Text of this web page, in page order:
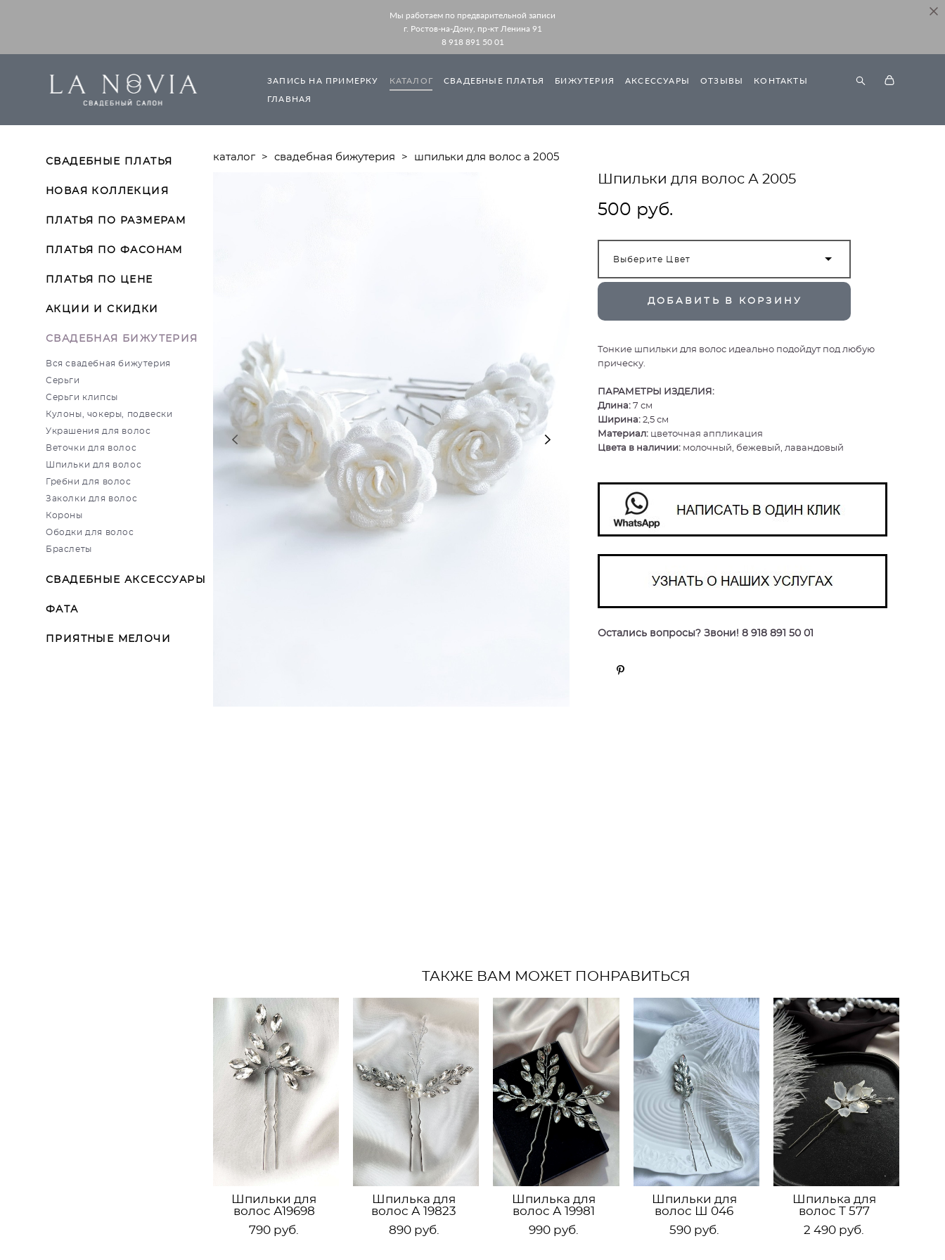
Мы работаем по предварительной записи
г. Ростов-на-Дону, пр-кт Ленина 91
8 918 891 50 01
ЗАПИСЬ НА ПРИМЕРКУ КАТАЛОГ СВАДЕБНЫЕ ПЛАТЬЯ БИЖУТЕРИЯ АКСЕССУАРЫ ОТЗЫВЫ
КОНТАКТЫ
ГЛАВНАЯ
СВАДЕБНЫЕ ПЛАТЬЯ
НОВАЯ КОЛЛЕКЦИЯ
ПЛАТЬЯ ПО РАЗМЕРАМ
ПЛАТЬЯ ПО ФАСОНАМ
ПЛАТЬЯ ПО ЦЕНЕ
АКЦИИ И СКИДКИ
СВАДЕБНАЯ БИЖУТЕРИЯ
Вся свадебная бижутерия
Серьги
Серьги клипсы
Кулоны, чокеры, подвески
Украшения для волос
Веточки для волос
Шпильки для волос
Гребни для волос
Заколки для волос
Короны
Ободки для волос
Браслеты
СВАДЕБНЫЕ АКСЕССУАРЫ
ФАТА
ПРИЯТНЫЕ МЕЛОЧИ
каталог > свадебная бижутерия > шпильки для волос а 2005
Шпильки для волос А 2005
500 pуб.
Выберите Цвет
ДОБАВИТЬ В КОРЗИНУ
Тонкие шпильки для волос идеально подойдут под любую
прическу.
ПАРАМЕТРЫ ИЗДЕЛИЯ:
Длина:7 см
Ширина: 2,5 см
Материал: цветочная аппликация
Цвета в наличии:молочный, бежевый, лавандовый
Остались вопросы? Звони! 8 918 891 50 01
ТАКЖЕ ВАМ МОЖЕТ ПОНРАВИТЬСЯ
Шпильки для
волос А19698
790 pуб.
Шпилька для
волос А 19823
890 pуб.
Шпилька для
волос А 19981
990 pуб.
Шпильки для
волос Ш 046
590 pуб.
Шпилька для
волос Т 577
2 490 pуб.